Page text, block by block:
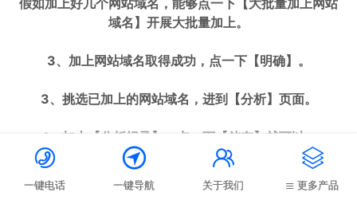
域名】开展大批量加上。
3、加上网站域名取得成功，点一下【明确】。
3、挑选已加上的网站域名，进到【分析】页面。
4、加上【分析纪录】，点一下【储存】就可以。

一键电话

一键导航

关于我们

更多产品